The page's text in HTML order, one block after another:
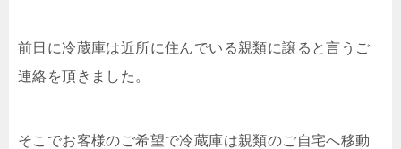
前日に冷蔵庫は近所に住んでいる親類に譲ると言うご
連絡を頂きました。
そこでお客様のご希望で冷蔵庫は親類のご自宅へ移動